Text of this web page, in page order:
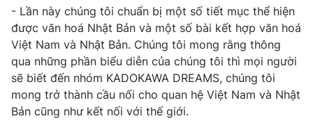
- Lần này chúng tôi chuẩn bị một số tiết mục thể hiện
được văn hoá Nhật Bản và một số bài kết hợp văn hoá
Việt Nam và Nhật Bản. Chúng tôi mong rằng thông
qua những phần biểu diễn của chúng tôi thì mọi người
sẽ biết đến nhóm KADOKAWA DREAMS, chúng tôi
mong trở thành cầu nối cho quan hệ Việt Nam và Nhật
Bản cũng như kết nối với thế giới.